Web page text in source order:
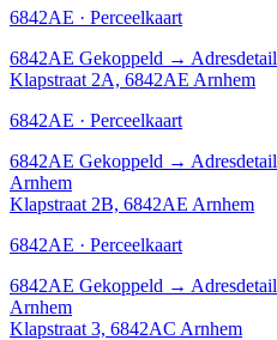
6842AE · Perceelkaart
6842AE Gekoppeld →
Klapstraat 2A, 6842AE Arnhem
6842AE · Perceelkaart
6842AE Gekoppeld →
Arnhem
Klapstraat 2B, 6842AE Arnhem
6842AE · Perceelkaart
6842AE Gekoppeld →
Arnhem
Klapstraat 3, 6842AC Arnhem